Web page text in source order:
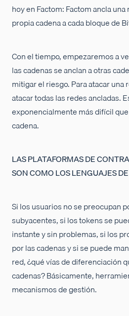
hoy en Factom: Factom ancla
propia cadena a cada bloque de
Con el tiempo, empezaremos a
las cadenas se anclan a otras
mitigar el riesgo. Para atacar una
atacar todas las redes ancladas.
exponencialmente más difícil
cadena.
LAS PLATAFORMAS DE
SON COMO LOS LENGUAJES
Si los usuarios no se preocupan
subyacentes, si los tokens se
instante y sin problemas, si los
por las cadenas y si se puede
red, ¿qué vías de diferenciación
cadenas? Básicamente,
mecanismos de gestión.